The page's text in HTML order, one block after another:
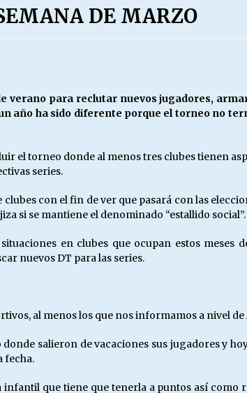
MUNICIPALIDADES,
DESPIDOS
28/05/2026
¿Asesores con doble sueldo?
DE MARZO
verano para reclutar nuevos jugadores,
año ha sido diferente porque el torneo no
el torneo donde al menos tres clubes tienen
series.
con el fin de ver que pasará con las
si se mantiene el denominado “estallido social”.
en clubes que ocupan estos
nuevos DT para las series.
al menos los que nos informamos a nivel
salieron de vacaciones sus jugadores y
fecha.
que tiene que tenerla a puntos así como